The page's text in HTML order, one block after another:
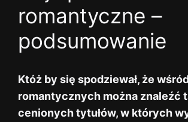
romantyczne –
podsumowanie
Któż by się spodziewał, że
romantycznych można znaleźć
cenionych tytułów, w których